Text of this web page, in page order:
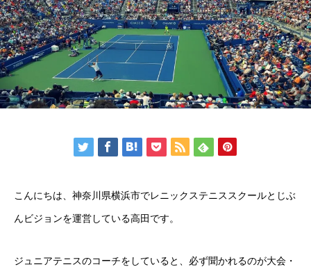
こんにちは、神奈川県横浜市でレニックステニススクールとじぶ
んビジョンを運営している高田です。
ジュニアテニスのコーチをしていると、必ず聞かれるのが大会・